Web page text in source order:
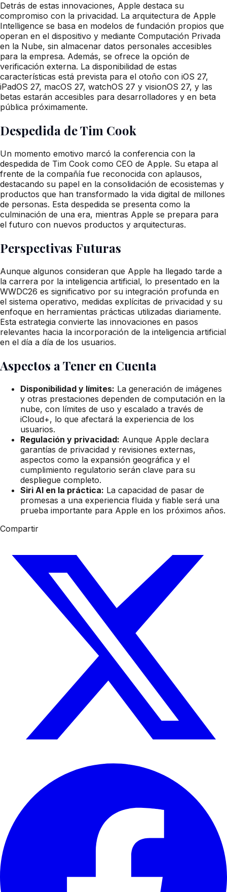
Detrás de estas innovaciones, Apple destaca su
compromiso con la privacidad. La arquitectura de Apple
Intelligence se basa en modelos de fundación propios que
operan en el dispositivo y mediante Computación Privada
en la Nube, sin almacenar datos personales accesibles
para la empresa. Además, se ofrece la opción de
verificación externa. La disponibilidad de estas
características está prevista para el otoño con iOS 27,
iPadOS 27, macOS 27, watchOS 27 y visionOS 27, y las
betas estarán accesibles para desarrolladores y en beta
pública próximamente.
Despedida de Tim Cook
Un momento emotivo marcó la conferencia con la
despedida de Tim Cook como CEO de Apple. Su etapa al
frente de la compañía fue reconocida con aplausos,
destacando su papel en la consolidación de ecosistemas y
productos que han transformado la vida digital de millones
de personas. Esta despedida se presenta como la
culminación de una era, mientras Apple se prepara para
el futuro con nuevos productos y arquitecturas.
Perspectivas Futuras
Aunque algunos consideran que Apple ha llegado tarde a
la carrera por la inteligencia artificial, lo presentado en la
WWDC26 es significativo por su integración profunda en
el sistema operativo, medidas explícitas de privacidad y su
enfoque en herramientas prácticas utilizadas diariamente.
Esta estrategia convierte las innovaciones en pasos
relevantes hacia la incorporación de la inteligencia artificial
en el día a día de los usuarios.
Aspectos a Tener en Cuenta
Disponibilidad y límites: La generación de imágenes
y otras prestaciones dependen de computación en la
nube, con límites de uso y escalado a través de
iCloud+, lo que afectará la experiencia de los
usuarios.
Regulación y privacidad: Aunque Apple declara
garantías de privacidad y revisiones externas,
aspectos como la expansión geográfica y el
cumplimiento regulatorio serán clave para su
despliegue completo.
Siri AI en la práctica: La capacidad de pasar de
promesas a una experiencia fluida y fiable será una
prueba importante para Apple en los próximos años.
Compartir